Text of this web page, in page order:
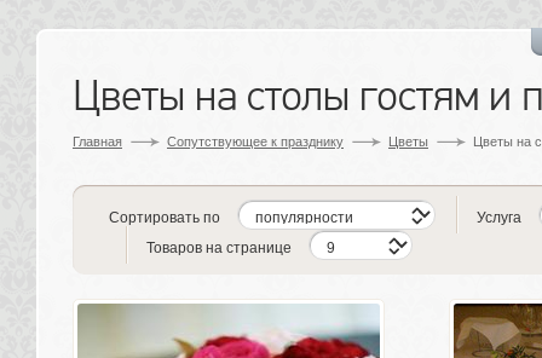
Цветы на столы гостям и
Главная Сопутствующее к празднику Цветы Цветы на
Сортировать по
Услуга
Товаров на странице